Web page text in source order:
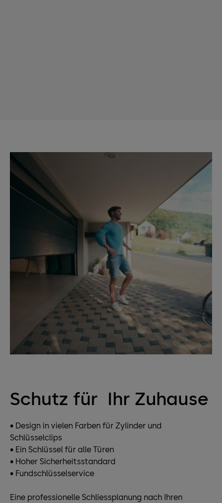
Schutz für Ihr Zuhause
• Design in vielen Farben für Zylinder und
Schlüsselclips
• Ein Schlüssel für alle Türen
• Hoher Sicherheitsstandard
• Fundschlüsselservice
Eine professionelle Schliessplanung nach Ihren